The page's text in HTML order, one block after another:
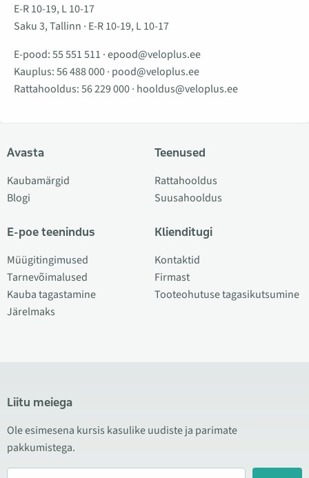
E-R 10-19, L 10-17
Saku 3, Tallinn · E-R 10-19, L 10-17
E-pood:55 551 511 ·epood@veloplus.ee
Kauplus:56 488 000· pood@veloplus.ee
Rattahooldus:56 229 000· hooldus@veloplus.ee
Avasta
Kaubamärgid
Blogi
E-poe teenindus
Müügitingimused
Tarnevõimalused
Kauba tagastamine
Järelmaks
Teenused
Rattahooldus
Suusahooldus
Klienditugi
Kontaktid
Firmast
Tooteohutuse tagasikutsumine
Liitu meiega
Ole esimesena kursis kasulike uudiste ja parimate
pakkumistega.